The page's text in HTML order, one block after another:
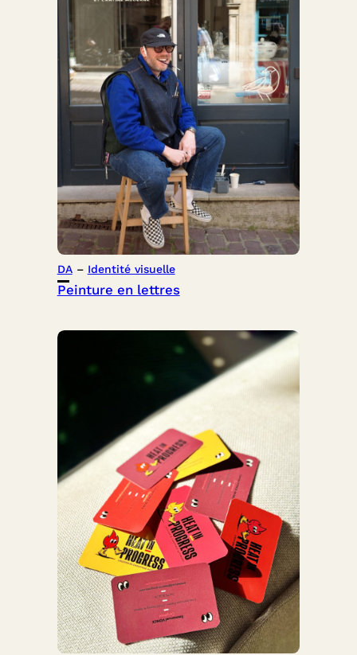
DA – Identité visuelle
Peinture en lettres